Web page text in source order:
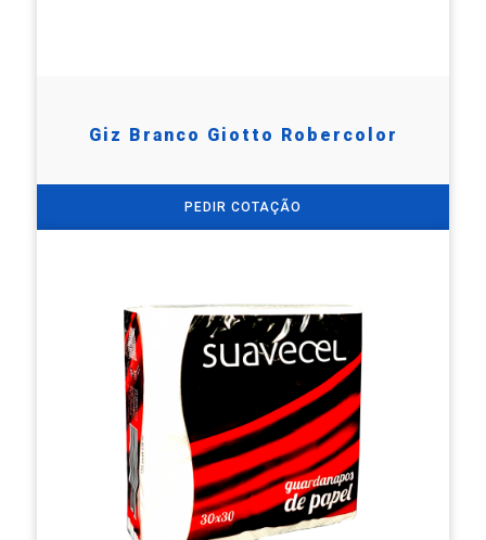
Giz Branco Giotto Robercolor
PEDIR COTAÇÃO